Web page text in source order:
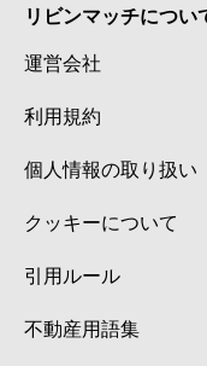
リビンマッチについ
運営会社
利用規約
個人情報の取り扱い
クッキーについて
引用ルール
不動産用語集